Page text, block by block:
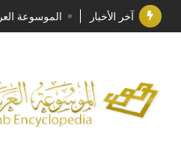
آخر الأخبار الموسوعة
جائزة مجمع
الأستاذ إياد
السيد محمد